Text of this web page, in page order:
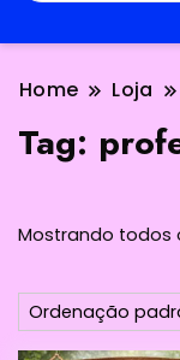
Home Loja
Tag:
Mostrando todos